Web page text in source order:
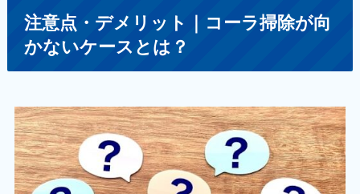
注意点・デメリット｜コーラ掃除が向
かないケースとは？